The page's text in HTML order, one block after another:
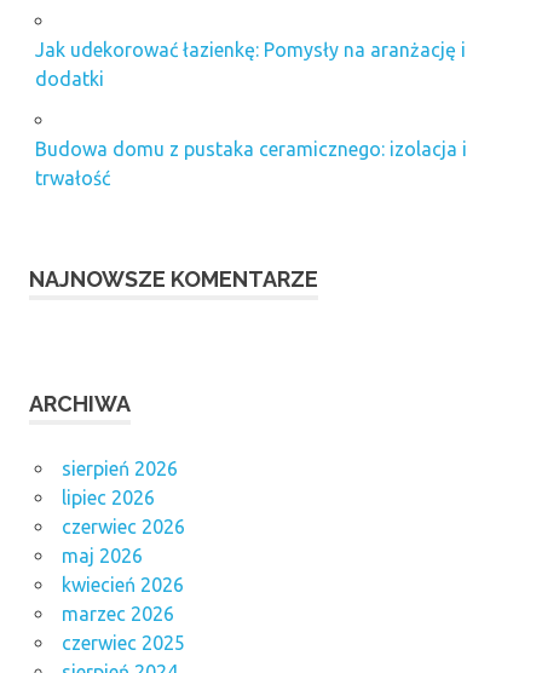
Jak udekorować łazienkę: Pomysły na aranżację i
dodatki
Budowa domu z pustaka ceramicznego: izolacja i
trwałość
NAJNOWSZE KOMENTARZE
ARCHIWA
sierpień 2026
lipiec 2026
czerwiec 2026
maj 2026
kwiecień 2026
marzec 2026
czerwiec 2025